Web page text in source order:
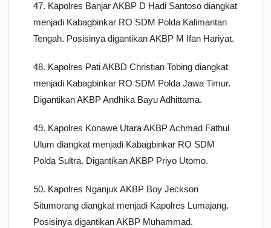
47. Kapolres Banjar AKBP D Hadi Santoso diangkat
menjadi Kabagbinkar RO SDM Polda Kalimantan
Tengah. Posisinya digantikan AKBP M Ifan Hariyat.
48. Kapolres Pati AKBD Christian Tobing diangkat
menjadi Kabagbinkar RO SDM Polda Jawa Timur.
Digantikan AKBP Andhika Bayu Adhittama.
49. Kapolres Konawe Utara AKBP Achmad Fathul
Ulum diangkat menjadi Kabagbinkar RO SDM
Polda Sultra. Digantikan AKBP Priyo Utomo.
50. Kapolres Nganjuk AKBP Boy Jeckson
Situmorang diangkat menjadi Kapolres Lumajang.
Posisinya digantikan AKBP Muhammad.